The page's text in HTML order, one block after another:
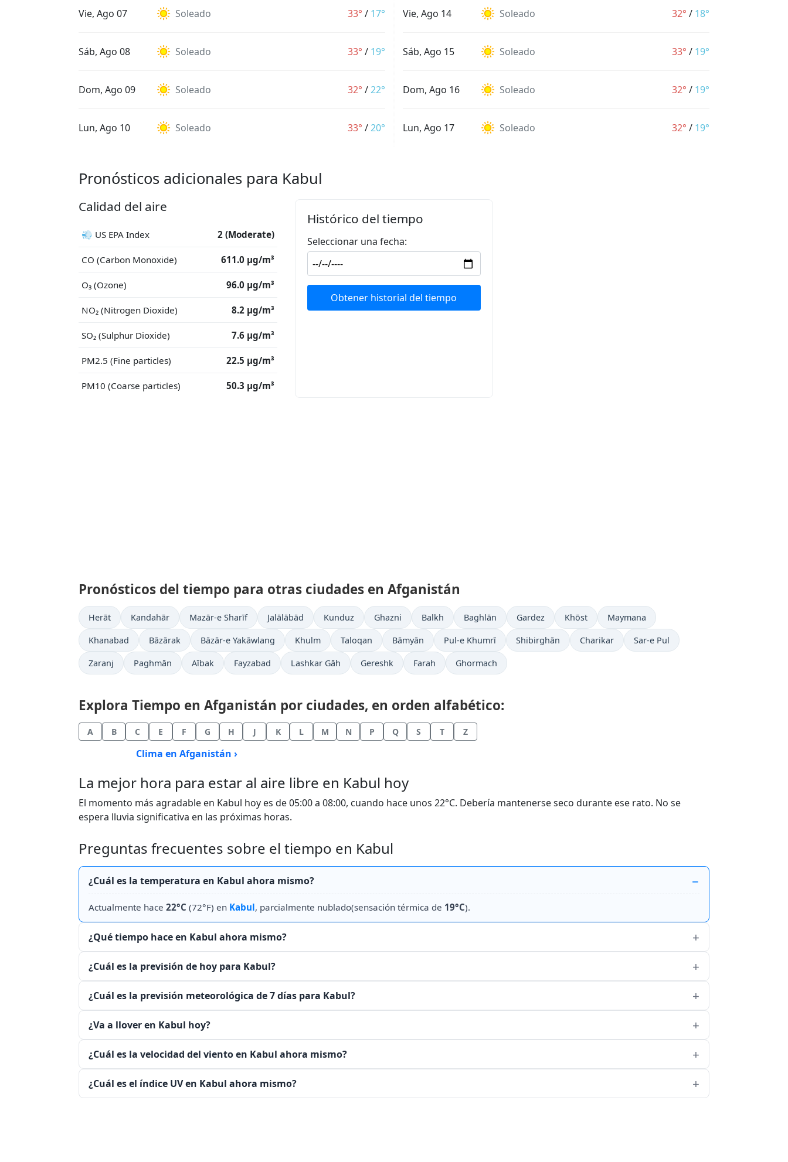
Vie, Ago 07 Soleado 33° / 17°
Sáb, Ago 08 Soleado 33° / 19°
Dom, Ago 09 Soleado 32° /22°
Lun, Ago 10 Soleado 33° /20°
Vie, Ago 14 Soleado 32° / 18°
Sáb, Ago 15 Soleado 33° / 19°
Dom, Ago 16 Soleado 32° / 19°
Lun, Ago 17 Soleado 32° / 19°
Pronósticos adicionales para Kabul
Calidad del aire
💨 US EPA Index 2 (Moderate)
CO (Carbon Monoxide) 611.0 μg/m³
O₃ (Ozone) 96.0 μg/m³
NO₂ (Nitrogen Dioxide) 8.2 μg/m³
SO₂ (Sulphur Dioxide) 7.6 μg/m³
PM2.5 (Fine particles) 22.5 μg/m³
PM10 (Coarse particles) 50.3 μg/m³
Histórico del tiempo
Seleccionar una fecha:
Obtener historial del tiempo
Pronósticos del tiempo para otras ciudades en Afganistán
Herāt Kandahār Mazār-e Sharīf Jalālābād Kunduz Ghazni Balkh Baghlān Gardez Khōst Maymana
Khanabad Bāzārak Bāzār-e Yakāwlang Khulm Taloqan Bāmyān Pul-e Khumrī Shibirghān Charikar Sar-e Pul
Zaranj Paghmān Aībak Fayzabad Lashkar Gāh Gereshk Farah Ghormach
Explora Tiempo en Afganistán por ciudades, en orden alfabético:
A B C E F G H J K L M N P Q S T Z
Clima en Afganistán ›
La mejor hora para estar al aire libre en Kabul hoy
El momento más agradable en Kabul hoy es de 05:00 a 08:00, cuando hace unos 22°C. Debería mantenerse seco durante ese rato. No se
espera lluvia significativa en las próximas horas.
Preguntas frecuentes sobre el tiempo en Kabul
¿Cuál es la temperatura en Kabul ahora mismo?
Actualmente hace 22°C (72°F) en Kabul, parcialmente nublado(sensación térmica de 19°C).
¿Qué tiempo hace en Kabul ahora mismo?
¿Cuál es la previsión de hoy para Kabul?
¿Cuál es la previsión meteorológica de 7 días para Kabul?
¿Va a llover en Kabul hoy?
¿Cuál es la velocidad del viento en Kabul ahora mismo?
¿Cuál es el índice UV en Kabul ahora mismo?